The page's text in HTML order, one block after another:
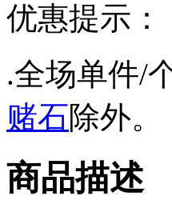
优惠提示：
.全场单件/
赌石除外。
商品描述